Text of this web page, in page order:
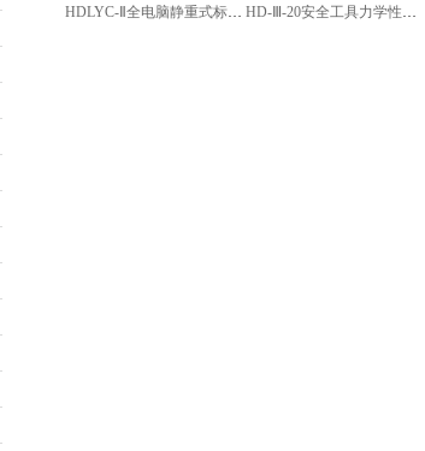
HDLYC-Ⅱ全电脑静重式标准测力机（卧式）
HD-Ⅲ-20安全工具力学性能试验机